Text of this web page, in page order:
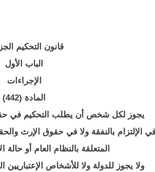
قانون التحكيم
الباب الأول
الإجراءات
المادة (442)
يجوز لكل شخص أن يطلب التحكيم في
في الإلتزام بالنفقة ولا في حقوق الإرث
المتعلقة بالنظام العام أو
ولا يجوز للدولة ولا للأشخاص الإعتباريين